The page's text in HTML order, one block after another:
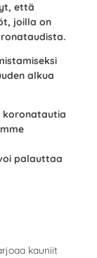
että
joilla on
alkua
palauttaa
kauniit